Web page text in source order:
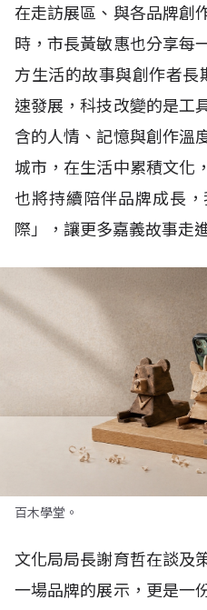
在走訪展區、與各品牌創
時，市長黃敏惠也分享每
方生活的故事與創作者長
速發展，科技改變的是工
含的人情、記憶與創作溫
城市，在生活中累積文化
也將持續陪伴品牌成長
際」，讓更多嘉義故事走
百木學堂。
文化局局長謝育哲在談及
一場品牌的展示，更是一